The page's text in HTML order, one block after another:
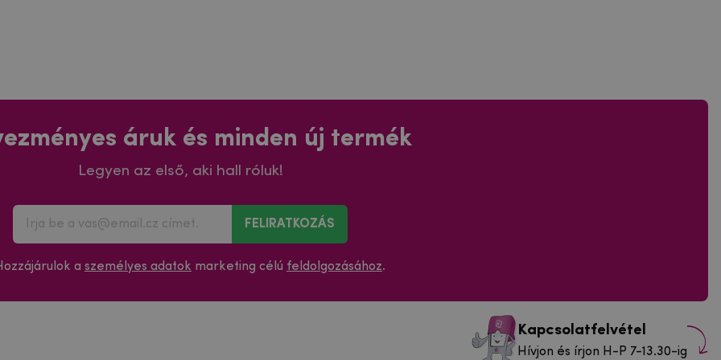
áruk és minden új termék
Legyen az első, aki hall róluk!
FELIRATKOZÁS
a személyes adatok marketing célú feldolgozásához.
Kapcsolatfelvétel
Hívjon és írjon H-P 7-13.30-ig